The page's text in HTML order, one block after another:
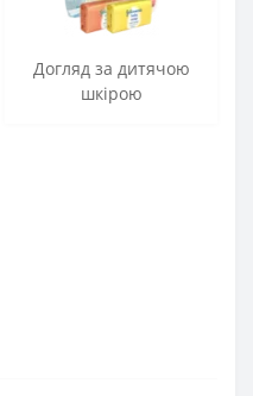
Догляд за дитячою
шкірою